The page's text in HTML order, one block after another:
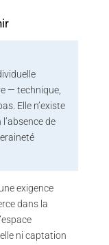
— technique,
Elle n’existe
de
exigence
dans la
ni captation